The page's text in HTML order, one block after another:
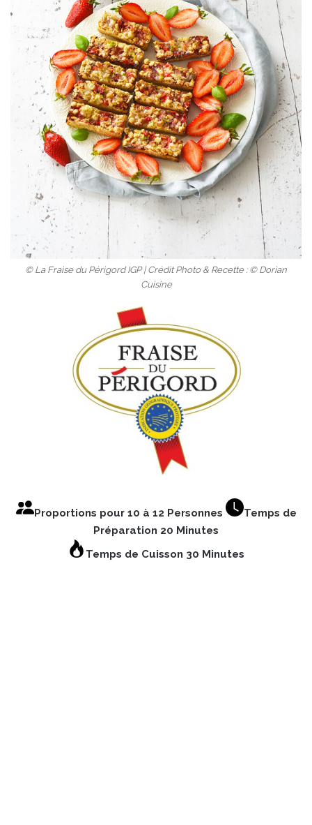
© La Fraise du Périgord IGP | Crédit Photo & Recette : © Dorian
Cuisine
Proportions pour 10 à 12 Personnes
Temps de
Préparation 20 Minutes
Temps de Cuisson 30 Minutes